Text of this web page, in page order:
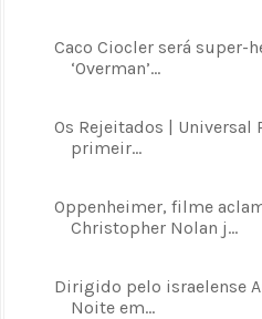
Caco Ciocler será super-
‘Overman’...
Os Rejeitados |
primeir...
Oppenheimer, filme
Christopher Nolan j...
Dirigido pelo israelense
Noite em...